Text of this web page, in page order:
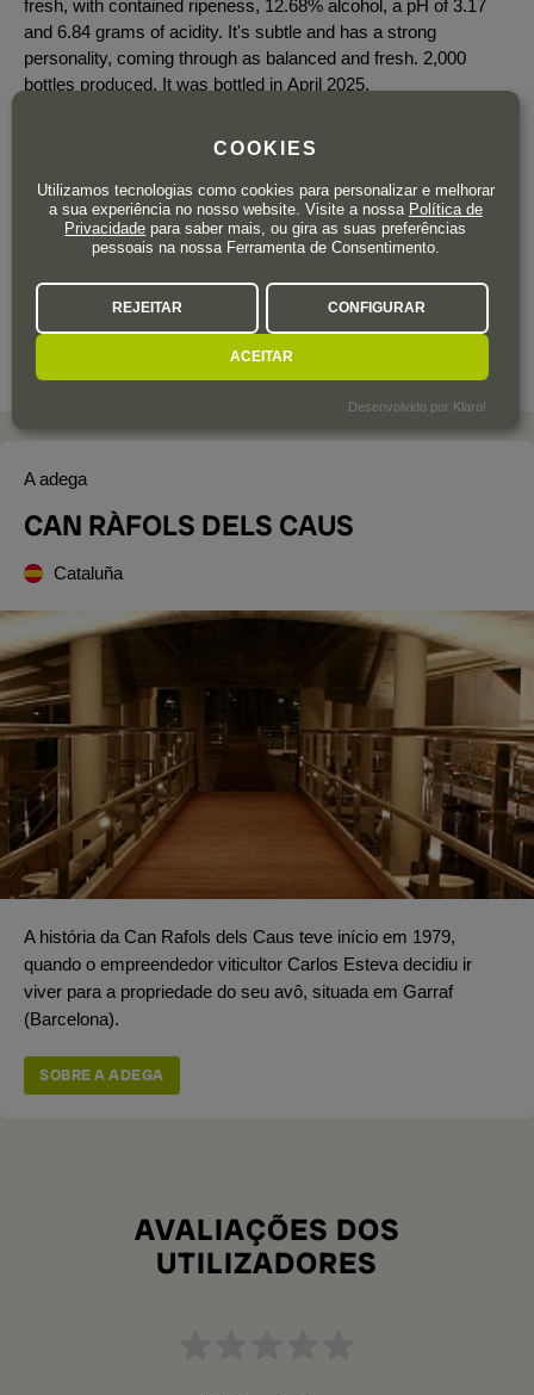
fresh, with contained ripeness, 12.68% alcohol, a pH of 3.17
and 6.84 grams of acidity. It's subtle and has a strong
personality, coming through as balanced and fresh. 2,000
bottles produced. It was bottled in April 2025.
48,90 € IVA incluído
A adega
CAN RÀFOLS DELS CAUS
Cataluña
A história da Can Rafols dels Caus teve início em 1979,
quando o empreendedor viticultor Carlos Esteva decidiu ir
viver para a propriedade do seu avô, situada em Garraf
(Barcelona).
SOBRE A ADEGA
AVALIAÇÕES DOS
UTILIZADORES
COOKIES
Utilizamos tecnologias como cookies para personalizar e melhorar
a sua experiência no nosso website. Visite a nossa Política de
Privacidade para saber mais, ou gira as suas preferências
pessoais na nossa Ferramenta de Consentimento.
REJEITAR CONFIGURAR
ACEITAR
Desenvolvido por Klaro!